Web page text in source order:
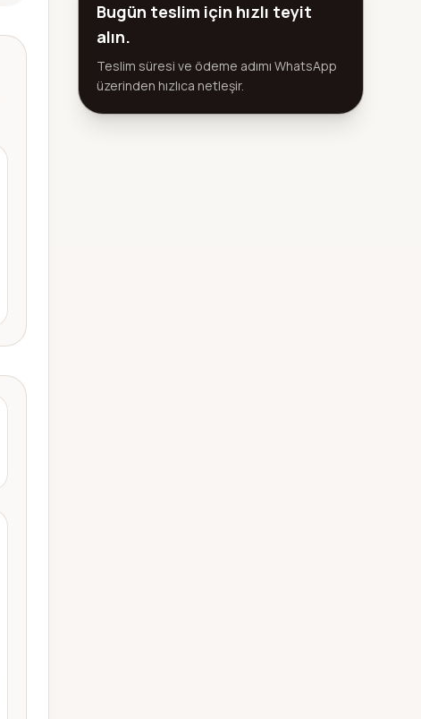
Bugün teslim için hızlı teyit
alın.
Teslim süresi ve ödeme adımı WhatsApp
üzerinden hızlıca netleşir.